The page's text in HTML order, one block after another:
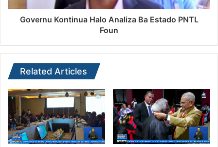
Governu Kontinua Halo Analiza Ba Estado PNTL
Foun
Related Articles